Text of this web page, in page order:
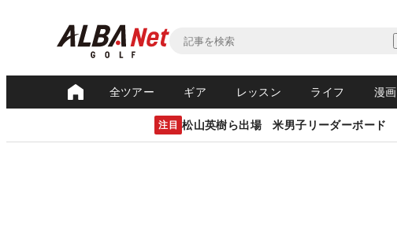
全ツアー ギア レッスン ライフ 漫画
注目 松山英樹ら出場 米男子リーダーボード